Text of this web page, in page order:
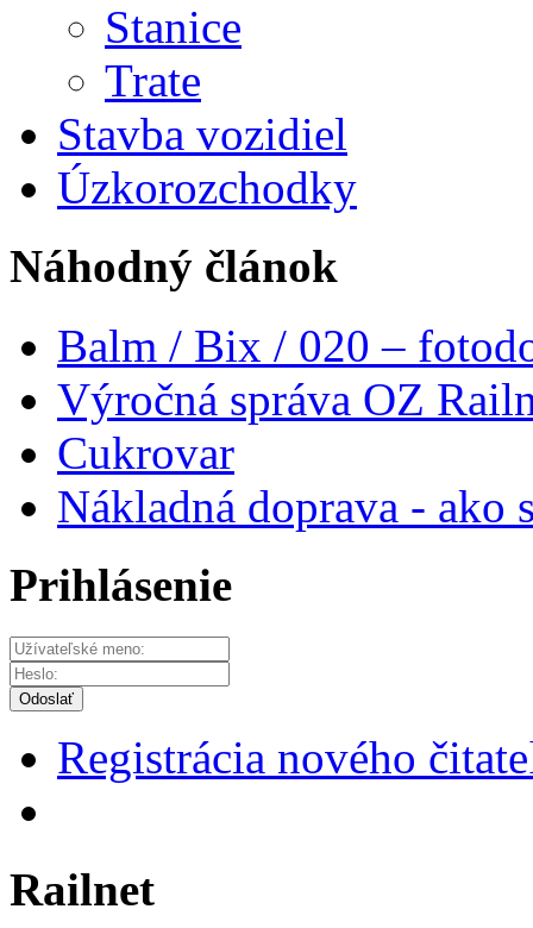
Stanice
Trate
Stavba vozidiel
Úzkorozchodky
Náhodný článok
Balm / Bix / 020 –
Výročná správa OZ
Cukrovar
Nákladná doprava - ako
Prihlásenie
Odoslať
Registrácia nového
Railnet